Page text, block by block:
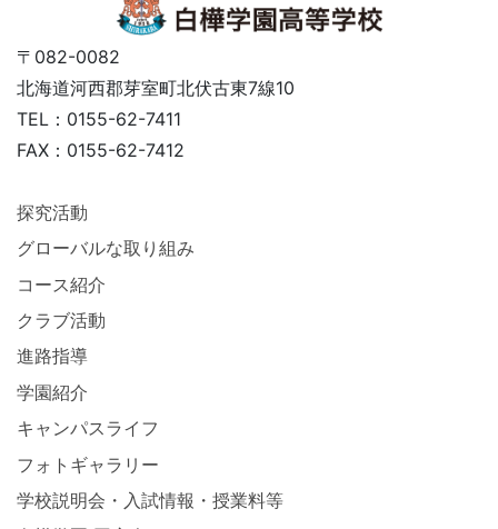
〒082-0082
北海道河西郡芽室町北伏古東7線10
TEL：0155-62-7411
FAX：0155-62-7412
探究活動
グローバルな取り組み
コース紹介
クラブ活動
進路指導
学園紹介
キャンパスライフ
フォトギャラリー
学校説明会・入試情報・授業料等